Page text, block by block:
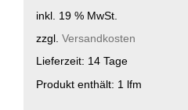
inkl. 19 % MwSt.
zzgl. Versandkosten
Lieferzeit: 14 Tage
Produkt enthält: 1 lfm